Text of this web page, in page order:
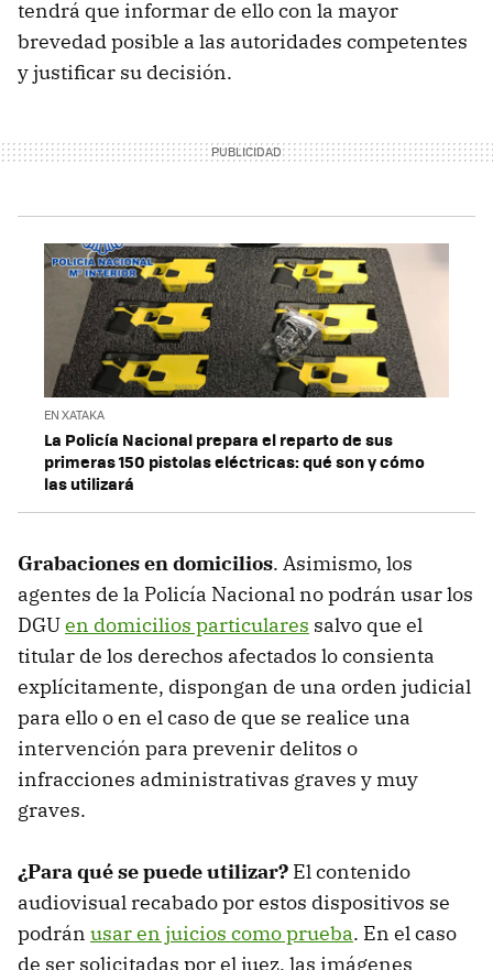
tendrá que informar de ello con la mayor
brevedad posible a las autoridades competentes
y justificar su decisión.
EN XATAKA
La Policía Nacional prepara el reparto de sus
primeras 150 pistolas eléctricas: qué son y cómo
las utilizará
Grabaciones en domicilios. Asimismo, los
agentes de la Policía Nacional no podrán usar los
DGUen domicilios particulares salvo que el
titular de los derechos afectados lo consienta
explícitamente, dispongan de una orden judicial
para ello o en el caso de que se realice una
intervención para prevenir delitos o
infracciones administrativas graves y muy
graves.
¿Para qué se puede utilizar? El contenido
audiovisual recabado por estos dispositivos se
podrán usar en juicios como prueba. En el caso
de ser solicitadas por el juez, las imágenes